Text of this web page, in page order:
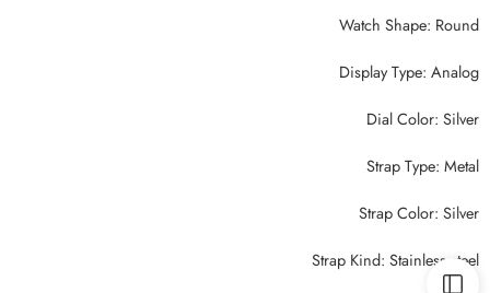
Watch Shape: Round
Display Type: Analog
Dial Color: Silver
Strap Type: Metal
Strap Color: Silver
Strap Kind: Stainless steel